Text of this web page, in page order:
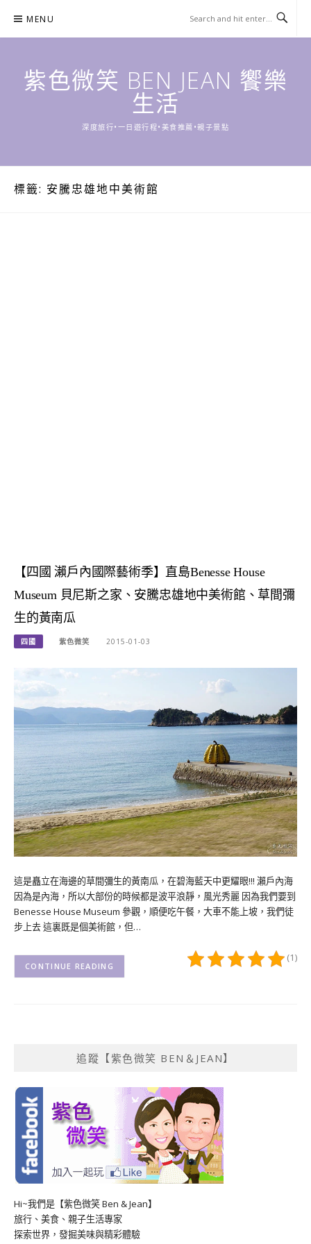
content
MENU
紫色微笑 BEN JEAN 饗樂
生活
深度旅行•一日遊行程•美食推薦•親子景點
標籤: 安騰忠雄地中美術館
【四國 瀨戶內國際藝術季】直島Benesse House
Museum 貝尼斯之家、安騰忠雄地中美術館、草間彌
生的黃南瓜
四國 紫色微笑 2015-01-03
這是矗立在海邊的草間彌生的黃南瓜，在碧海藍天中更耀眼!!! 瀨戶內海
因為是內海，所以大部份的時候都是波平浪靜，風光秀麗 因為我們要到
Benesse House Museum 參觀，順便吃午餐，大車不能上坡，我們徒
步上去 這裏既是個美術館，但…
(1)
CONTINUE READING
追蹤【紫色微笑 BEN＆JEAN】
Hi~我們是【紫色微笑 Ben & Jean】
旅行、美食、親子生活專家
探索世界，發掘美味與精彩體驗